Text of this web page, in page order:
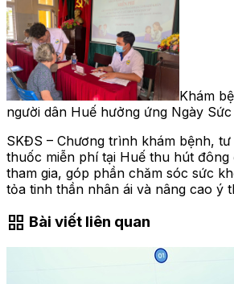
Khám
người dân Huế hưởng ứng Ngày
SKĐS – Chương trình khám bệnh,
thuốc miễn phí tại Huế thu hút đông
tham gia, góp phần chăm sóc sức
tỏa tinh thần nhân ái và nâng cao ý
grid_view Bài viết liên quan